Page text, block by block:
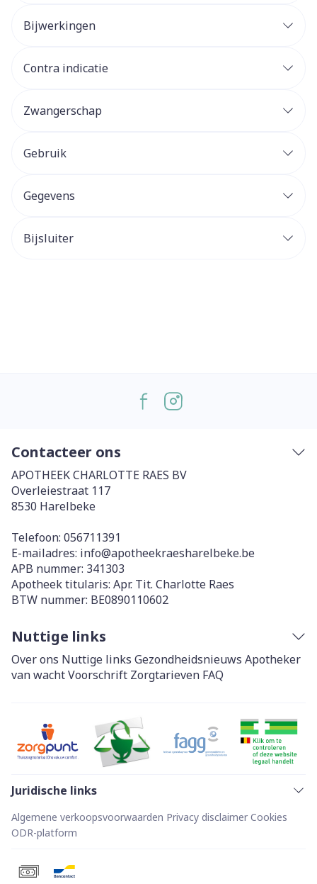
Bijwerkingen
Contra indicatie
Zwangerschap
Gebruik
Gegevens
Bijsluiter
Contacteer ons
APOTHEEK CHARLOTTE RAES BV
Overleiestraat 117
8530 Harelbeke
Telefoon: 056711391
E-mailadres: info@apotheekraesharelbeke.be
APB nummer: 341303
Apotheek titularis: Apr. Tit. Charlotte Raes
BTW nummer: BE0890110602
Nuttige links
Over ons Nuttige links Gezondheidsnieuws Apotheker
van wachtVoorschrift Zorgtarieven FAQ
Juridische links
Algemene verkoopsvoorwaarden Privacy disclaimer Cookies
ODR-platform